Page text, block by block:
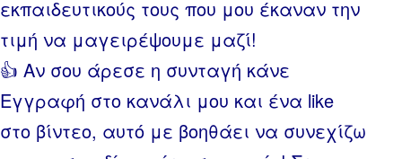
εκπαιδευτικούς τους που μου έκαναν την
τιμή να μαγειρέψουμε μαζί!
👍 Αν σου άρεσε η συνταγή κάνε
Εγγραφή στο κανάλι μου και ένα like
στο βίντεο, αυτό με βοηθάει να συνεχίζω